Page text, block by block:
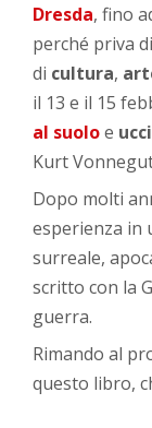
Dresda, fino
perché priva
di cultura,
il 13 e il 15
al suoloe
Kurt
Dopo molti
esperienza in
surreale,
scritto con la
guerra.
Rimando al
questo libro,